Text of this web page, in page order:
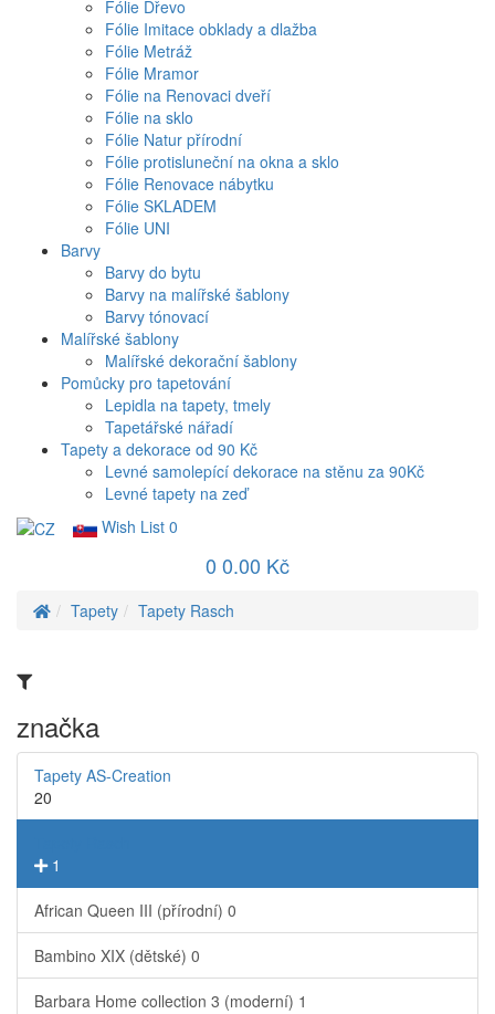
Fólie Dřevo
Fólie Imitace obklady a dlažba
Fólie Metráž
Fólie Mramor
Fólie na Renovaci dveří
Fólie na sklo
Fólie Natur přírodní
Fólie protisluneční na okna a sklo
Fólie Renovace nábytku
Fólie SKLADEM
Fólie UNI
Barvy
Barvy do bytu
Barvy na malířské šablony
Barvy tónovací
Malířské šablony
Malířské dekorační šablony
Pomůcky pro tapetování
Lepidla na tapety, tmely
Tapetářské nářadí
Tapety a dekorace od 90 Kč
Levné samolepící dekorace na stěnu za 90Kč
Levné tapety na zeď
Wish List 0
0 0.00 Kč
Tapety Tapety Rasch
značka
Tapety AS-Creation
20
1
African Queen III (přírodní) 0
Bambino XIX (dětské) 0
Barbara Home collection 3 (moderní) 1